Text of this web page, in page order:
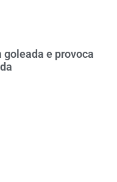
e provoca